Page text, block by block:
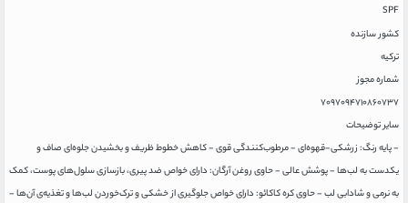
SPF
کشور سازنده
ترکیه
شماره مجوز
۷۰۹۷۰۹۴۷۱۰۸۶۰۷۳۷
سایر توضیحات
- پایه رنگ: زرشکی-قهوه‌ای - مرطوب‌کنندگی قوی - کاهش خطوط ظریف و بخشیدن جلوه‌ای صاف و
یکدست به لب‌ها - پوشش عالی - حاوی روغن آرگان: دارای خواص ضد پیری، بازسازی سلول‌های پوست، کمک
به نرمی و شادابی لب - حاوی کره کاکائو: دارای خواص جلوگیری از خشکی و ترک‌خوردن لب‌ها و تغذیه‌ی آن‌ها -